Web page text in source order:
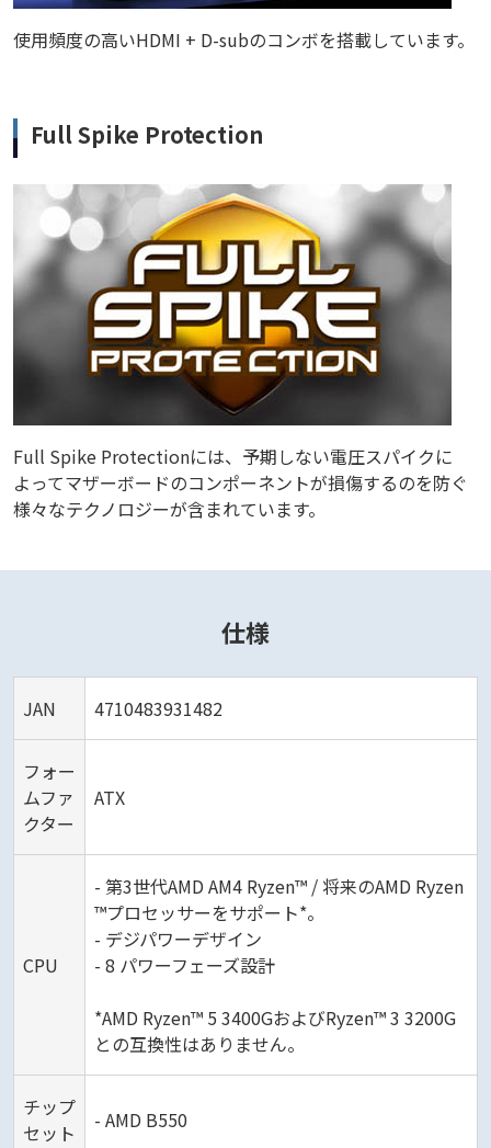
使用頻度の高いHDMI + D-subのコンボを搭載しています。
Full Spike Protection
Full Spike Protectionには、予期しない電圧スパイクに
よってマザーボードのコンポーネントが損傷するのを防ぐ
様々なテクノロジーが含まれています。
仕様
JAN 4710483931482
フォー
ムファ
クター
ATX
CPU
- 第3世代AMD AM4 Ryzen™ / 将来のAMD Ryzen
™プロセッサーをサポート*。
- デジパワーデザイン
- 8 パワーフェーズ設計
*AMD Ryzen™ 5 3400GおよびRyzen™ 3 3200G
との互換性はありません。
チップ
セット
- AMD B550